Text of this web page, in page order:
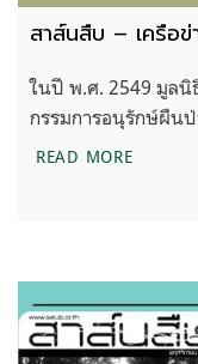
สาส์นสืบ – เครือ
ในปี พ.ศ. 2549 มูลนิ
กรรมการอนุรักษ์ผืน
READ MOREสาส์นสืบ